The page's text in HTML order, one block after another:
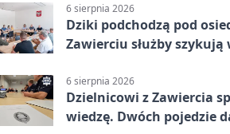
6 sierpnia 2026
Dziki podchodzą pod
Zawierciu służby szykują
6 sierpnia 2026
Dzielnicowi z Zawiercia
wiedzę. Dwóch pojedzie